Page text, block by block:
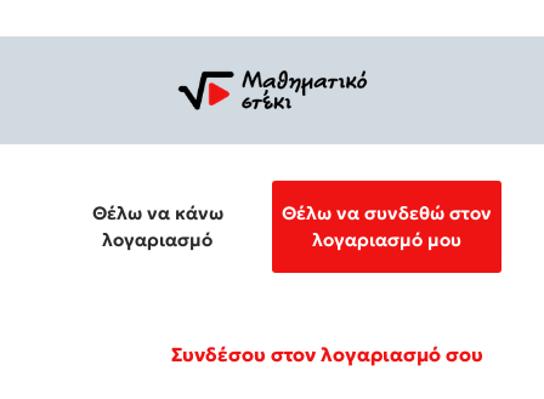
Θέλω να κάνω
λογαριασμό
Θέλω να συνδεθώ στον
λογαριασμό μου
Συνδέσου στον λογαριασμό σου